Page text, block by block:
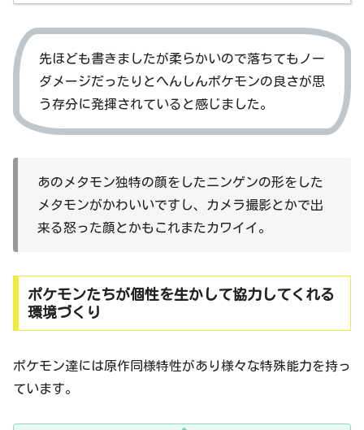
先ほども書きましたが柔らかいので落ちてもノー
ダメージだったりとへんしんポケモンの良さが思
う存分に発揮されていると感じました。
あのメタモン独特の顔をしたニンゲンの形をした
メタモンがかわいいですし、カメラ撮影とかで出
来る怒った顔とかもこれまたカワイイ。
ポケモンたちが個性を生かして協力してくれる
環境づくり
ポケモン達には原作同様特性があり様々な特殊能力を持っ
ています。